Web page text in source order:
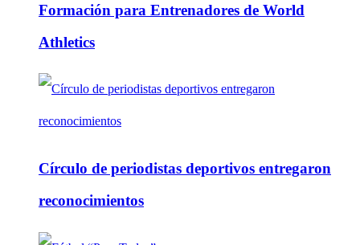
Formación para Entrenadores de World
Athletics
Círculo de periodistas deportivos entregaron
reconocimientos